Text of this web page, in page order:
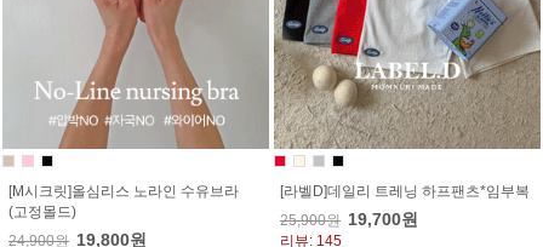
[M시크릿]올심리스 노라인 수유브라
(고정몰드)
24,900원 19,800원
[라벨D]데일리 트레닝 하프팬츠*임부복
25,900원 19,700원
리뷰: 145